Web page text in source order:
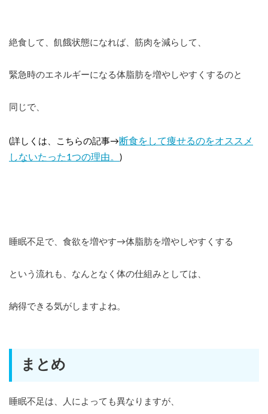
絶食して、飢餓状態になれば、筋肉を減らして、
緊急時のエネルギーになる体脂肪を増やしやすくするのと
同じで、
(詳しくは、こちらの記事→ 断食をして痩せるのをオススメ
しないたった1つの理由。 )
睡眠不足で、食欲を増やす→体脂肪を増やしやすくする
という流れも、なんとなく体の仕組みとしては、
納得できる気がしますよね。
まとめ
睡眠不足は、人によっても異なりますが、